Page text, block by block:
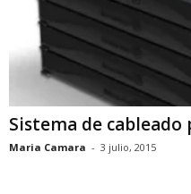
Sistema de
Maria Camara - 3 julio, 2015